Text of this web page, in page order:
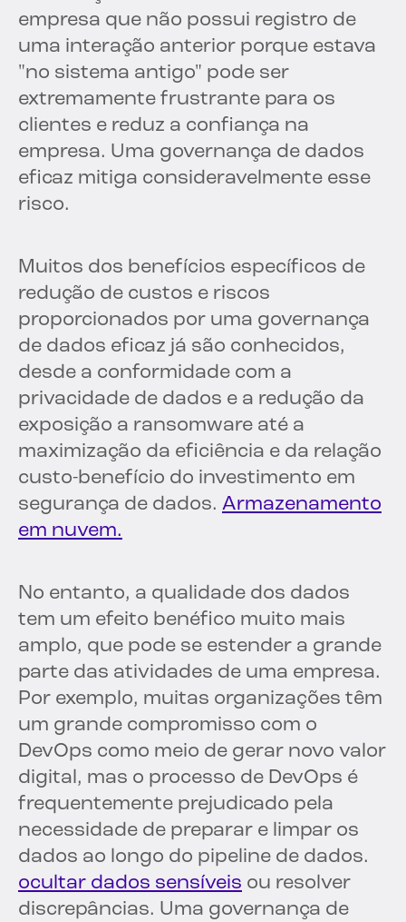
empresa que não possui registro de
uma interação anterior porque estava
"no sistema antigo" pode ser
extremamente frustrante para os
clientes e reduz a confiança na
empresa. Uma governança de dados
eficaz mitiga consideravelmente esse
risco.
Muitos dos benefícios específicos de
redução de custos e riscos
proporcionados por uma governança
de dados eficaz já são conhecidos,
desde a conformidade com a
privacidade de dados e a redução da
exposição a ransomware até a
maximização da eficiência e da relação
custo-benefício do investimento em
segurança de dados. Armazenamento
em nuvem.
No entanto, a qualidade dos dados
tem um efeito benéfico muito mais
amplo, que pode se estender a grande
parte das atividades de uma empresa.
Por exemplo, muitas organizações têm
um grande compromisso com o
DevOps como meio de gerar novo valor
digital, mas o processo de DevOps é
frequentemente prejudicado pela
necessidade de preparar e limpar os
dados ao longo do pipeline de dados.
ocultar dados sensíveis ou resolver
discrepâncias. Uma governança de